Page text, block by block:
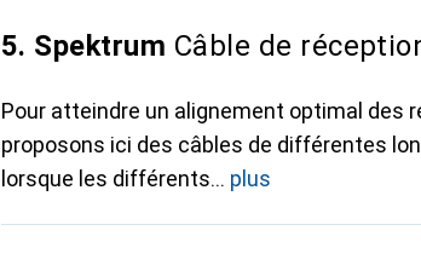
5. Spektrum Câble de
Pour atteindre un alignement optimal des
proposons ici des câbles de différentes
lorsque les différents
plus